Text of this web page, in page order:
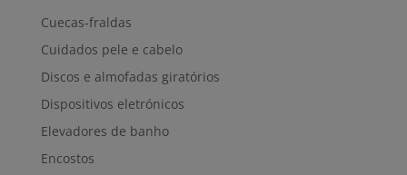
Cuecas-fraldas
Cuidados pele e cabelo
Discos e almofadas giratórios
Dispositivos eletrónicos
Elevadores de banho
Encostos